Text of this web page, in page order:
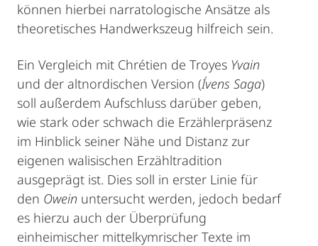
können hierbei narratologische Ansätze als
theoretisches Handwerkszeug hilfreich sein.
Ein Vergleich mit Chrétien de Troyes Yvain
und der altnordischen Version (Ívens Saga)
soll außerdem Aufschluss darüber geben,
wie stark oder schwach die Erzählerpräsenz
im Hinblick seiner Nähe und Distanz zur
eigenen walisischen Erzähltradition
ausgeprägt ist. Dies soll in erster Linie für
den Owein untersucht werden, jedoch bedarf
es hierzu auch der Überprüfung
einheimischer mittelkymrischer Texte im